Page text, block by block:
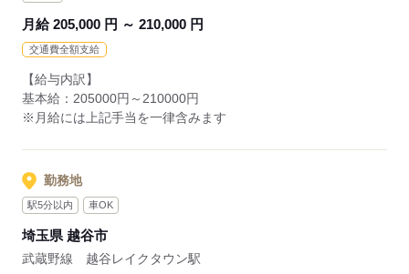
◎年間休日120日/残業少な目
・自身や家族の時間をしっかりと設けることができます
応募する
月給 205,000 円 ～ 210,000 円
交通費全額支給
【給与内訳】
基本給：205000円～210000円
※月給には上記手当を一律含みます
勤務地
駅5分以内 車OK
埼玉県 越谷市
武蔵野線 越谷レイクタウン駅